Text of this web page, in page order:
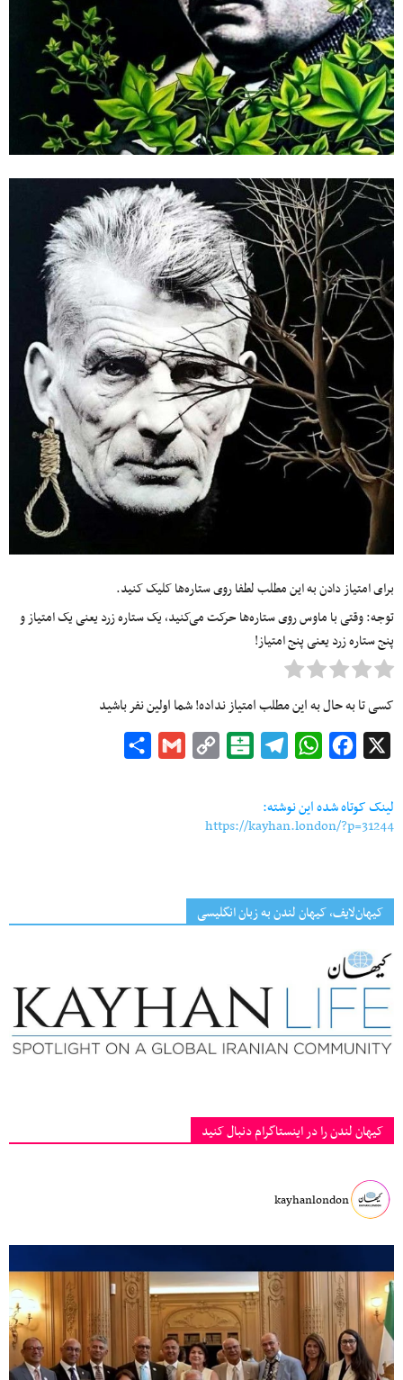
برای امتیاز دادن به این مطلب لطفا روی ستاره‌ها کلیک کنید.
توجه: وقتی با ماوس روی ستاره‌ها حرکت می‌کنید، یک ستاره زرد یعنی یک امتیاز و
پنج ستاره زرد یعنی پنج امتیاز!
کسی تا به حال به این مطلب امتیاز نداده! شما اولین نفر باشید
Facebook
WhatsApp
Telegram
Balatarin
Copy
Gmail
لینک کوتاه شده این نوشته:
https://kayhan.london/?p=31244
کیهان‌لایف، کیهان لندن به زبان انگلیسی
کیهان لندن را در اینستاگرام دنبال کنید
kayhanlondon